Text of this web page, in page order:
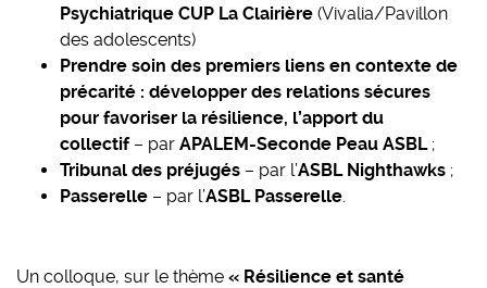
Psychiatrique CUP La Clairière (Vivalia/Pavillon
des adolescents)
Prendre soin des premiers liens en contexte de
précarité : développer des relations sécures
pour favoriser la résilience, l’apport du
collectif– par APALEM-Seconde Peau ASBL;
Tribunal des préjugés – par l’ASBL Nighthawks ;
Passerelle – par l’ASBL Passerelle
Un colloque, sur le thème « Résilience et santé